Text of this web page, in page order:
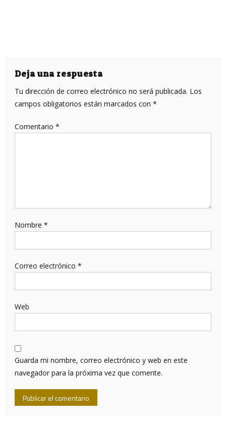
Deja una respuesta
Tu dirección de correo electrónico no será publicada. Los
campos obligatorios están marcados con *
Comentario *
Nombre *
Correo electrónico *
Web
Guarda mi nombre, correo electrónico y web en este
navegador para la próxima vez que comente.